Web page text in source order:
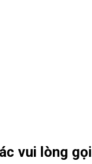
vui lòng gọi